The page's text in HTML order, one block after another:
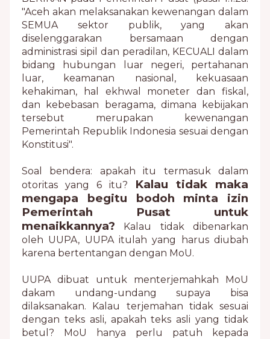
"Aceh akan melaksanakan kewenangan dalam
SEMUA sektor publik, yang akan
diselenggarakan bersamaan dengan
administrasi sipil dan peradilan, KECUALI dalam
bidang hubungan luar negeri, pertahanan
luar, keamanan nasional, kekuasaan
kehakiman, hal ekhwal moneter dan fiskal,
dan kebebasan beragama, dimana kebijakan
tersebut merupakan kewenangan
Pemerintah Republik Indonesia sesuai dengan
Konstitusi".
Soal bendera: apakah itu termasuk dalam
otoritas yang 6 itu?
Kalau tidak maka
mengapa begitu bodoh minta izin
Pemerintah Pusat untuk
menaikkannya? Kalau tidak dibenarkan
oleh UUPA, UUPA itulah yang harus diubah
karena bertentangan dengan MoU.
UUPA dibuat untuk menterjemahkah MoU
dakam undang-undang supaya bisa
dilaksanakan. Kalau terjemahan tidak sesuai
dengan teks asli, apakah teks asli yang tidak
betul? MoU hanya perlu patuh kepada